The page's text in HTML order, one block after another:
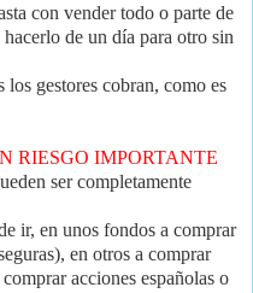
con vender todo o parte de
de un día para otro sin
gestores cobran, como es
RIESGO IMPORTANTE
ser completamente
ir, en unos fondos a comprar
en otros a comprar
acciones españolas o